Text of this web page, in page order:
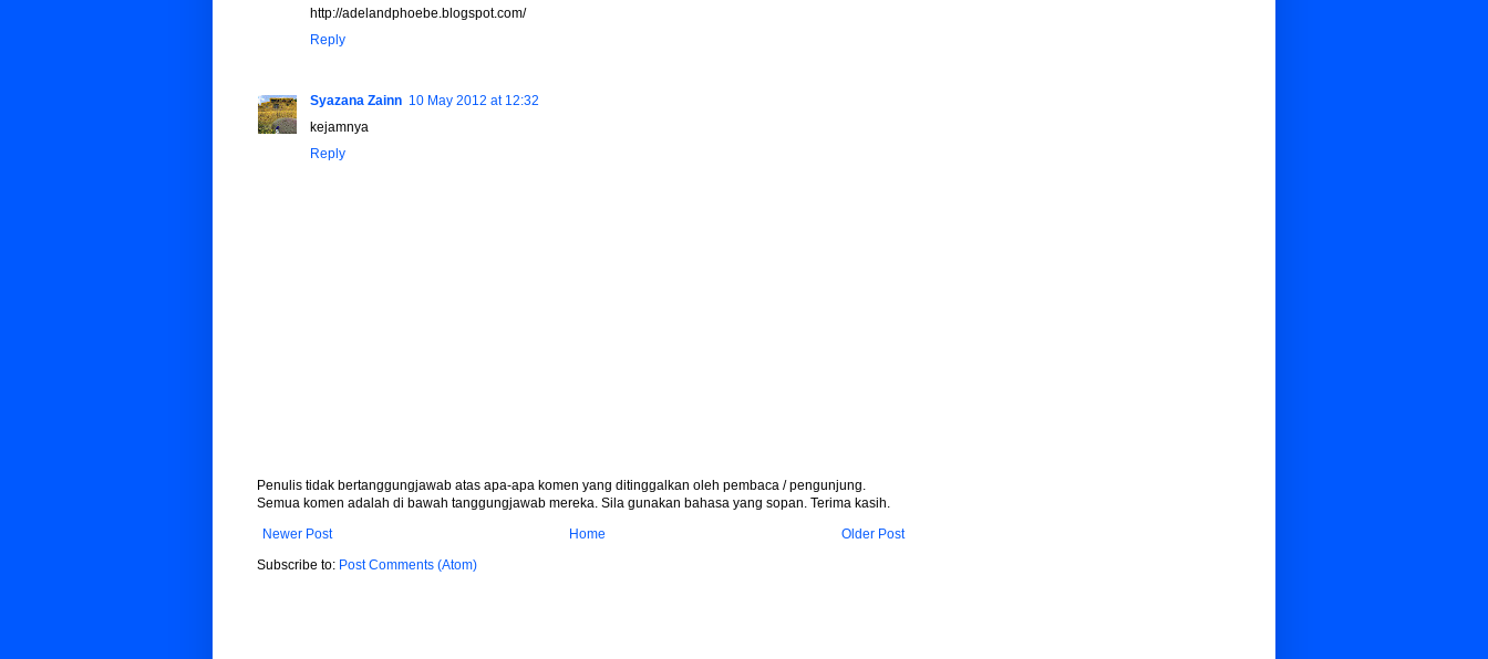
http://adelandphoebe.blogspot.com/
Reply
Syazana Zainn 10 May 2012 at 12:32
kejamnya
Reply
Penulis tidak bertanggungjawab atas apa-apa komen yang ditinggalkan oleh pembaca / pengunjung.
Semua komen adalah di bawah tanggungjawab mereka. Sila gunakan bahasa yang sopan. Terima kasih.
Newer Post
Older Post
Home
Subscribe to: Post Comments (Atom)